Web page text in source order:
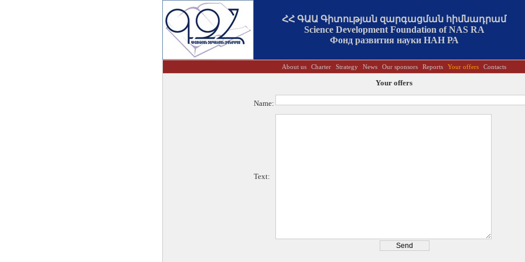
ՀՀ ԳԱԱ Գիտության զարգացման հիմնադրամ
Science Development Foundation of NAS RA
Фонд развития науки НАН РА
About us Charter Strategy News Our sponsors Reports Your offers Contacts
Your offers
Name:
Text: